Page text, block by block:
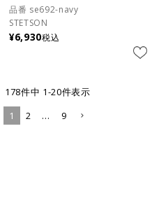
品番 se692-navy
STETSON
¥6,930税込
178件中 1-20件表示
1
2 … 9